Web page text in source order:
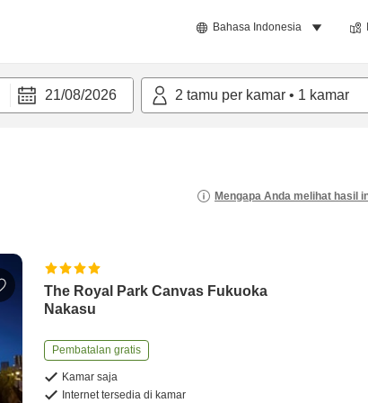
Bahasa Indonesia
21/08/2026 2 tamu per kamar • 1 kamar
Mengapa Anda melihat hasil
The Royal Park Canvas Fukuoka
Nakasu
Pembatalan gratis
Kamar saja
Internet tersedia di kamar